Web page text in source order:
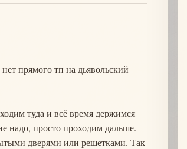
прямого тп на дьявольский
туда и всё время держимся
надо, просто проходим дальше.
дверями или решетками. Так